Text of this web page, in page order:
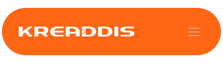
Se rendre au contenu